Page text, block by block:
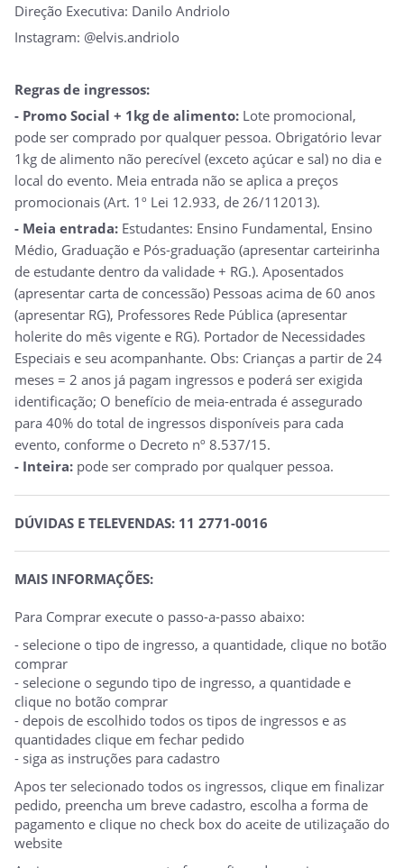
Direção Executiva: Danilo Andriolo
Instagram: @elvis.andriolo
Regras de ingressos:
- Promo Social + 1kg de alimento: Lote promocional,
pode ser comprado por qualquer pessoa. Obrigatório levar
1kg de alimento não perecível (exceto açúcar e sal) no dia e
local do evento. Meia entrada não se aplica a preços
promocionais (Art. 1º Lei 12.933, de 26/112013).
- Meia entrada: Estudantes: Ensino Fundamental, Ensino
Médio, Graduação e Pós-graduação (apresentar carteirinha
de estudante dentro da validade + RG.). Aposentados
(apresentar carta de concessão) Pessoas acima de 60 anos
(apresentar RG), Professores Rede Pública (apresentar
holerite do mês vigente e RG). Portador de Necessidades
Especiais e seu acompanhante. Obs: Crianças a partir de 24
meses = 2 anos já pagam ingressos e poderá ser exigida
identificação; O benefício de meia-entrada é assegurado
para 40% do total de ingressos disponíveis para cada
evento, conforme o Decreto nº 8.537/15.
- Inteira: pode ser comprado por qualquer pessoa.
DÚVIDAS E TELEVENDAS: 11 2771-0016
MAIS INFORMAÇÕES:
Para Comprar execute o passo-a-passo abaixo:
- selecione o tipo de ingresso, a quantidade, clique no botão
comprar
- selecione o segundo tipo de ingresso, a quantidade e
clique no botão comprar
- depois de escolhido todos os tipos de ingressos e as
quantidades clique em fechar pedido
- siga as instruções para cadastro
Apos ter selecionado todos os ingressos, clique em finalizar
pedido, preencha um breve cadastro, escolha a forma de
pagamento e clique no check box do aceite de utilizaçaão do
website